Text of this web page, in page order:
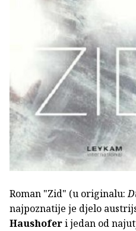
Roman "Zid" (u originalu:
najpoznatije je djelo
Haushoferi jedan od